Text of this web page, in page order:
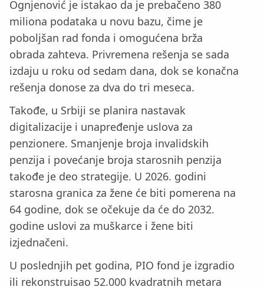
Ognjenović je istakao da je prebačeno 380
miliona podataka u novu bazu, čime je
poboljšan rad fonda i omogućena brža
obrada zahteva. Privremena rešenja se sada
izdaju u roku od sedam dana, dok se konačna
rešenja donose za dva do tri meseca.
Takođe, u Srbiji se planira nastavak
digitalizacije i unapređenje uslova za
penzionere. Smanjenje broja invalidskih
penzija i povećanje broja starosnih penzija
takođe je deo strategije. U 2026. godini
starosna granica za žene će biti pomerena na
64 godine, dok se očekuje da će do 2032.
godine uslovi za muškarce i žene biti
izjednačeni.
U poslednjih pet godina, PIO fond je izgradio
ili rekonstruisao 52.000 kvadratnih metara